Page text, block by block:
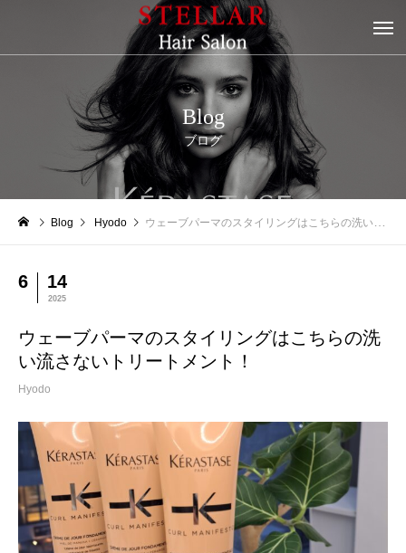
Blog
ブログ
Blog Hyodo ウェーブパーマのスタイリングはこちらの洗い流さないトリートメント！
6 14
2025
ウェーブパーマのスタイリングはこちらの洗
い流さないトリートメント！
Hyodo